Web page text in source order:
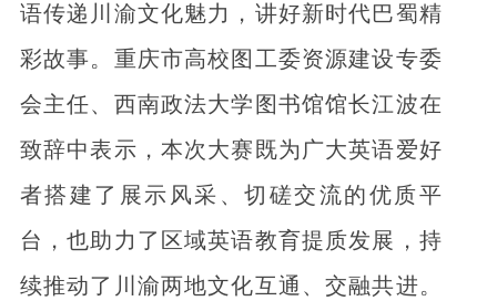
语传递川渝文化魅力，讲好新时代巴蜀精
彩故事。重庆市高校图工委资源建设专委
会主任、西南政法大学图书馆馆长江波在
致辞中表示，本次大赛既为广大英语爱好
者搭建了展示风采、切磋交流的优质平
台，也助力了区域英语教育提质发展，持
续推动了川渝两地文化互通、交融共进。